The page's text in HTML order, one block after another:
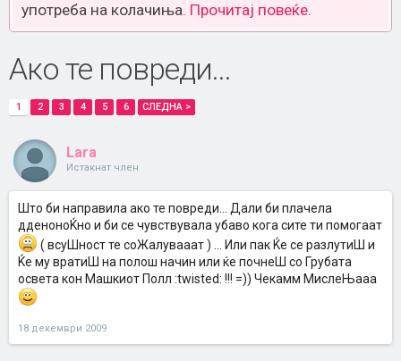
употреба на колачиња. Прочитај повеќе.
Ако те повреди...
1 2 3 4 5 6 СЛЕДНА >
Lara
Истакнат член
Што би направила ако те повреди... Дали би плачела
дденоноЌно и би се чувствувала убаво кога сите ти помогаат
( всуШност те соЖалувааат ) ... Или пак Ќе се разлутиШ и
Ќе му вратиШ на полош начин или ќе почнеШ со Грубата
освета кон Машкиот Полл :twisted: !!! =)) Чекамм МислеЊааа
18 декември 2009